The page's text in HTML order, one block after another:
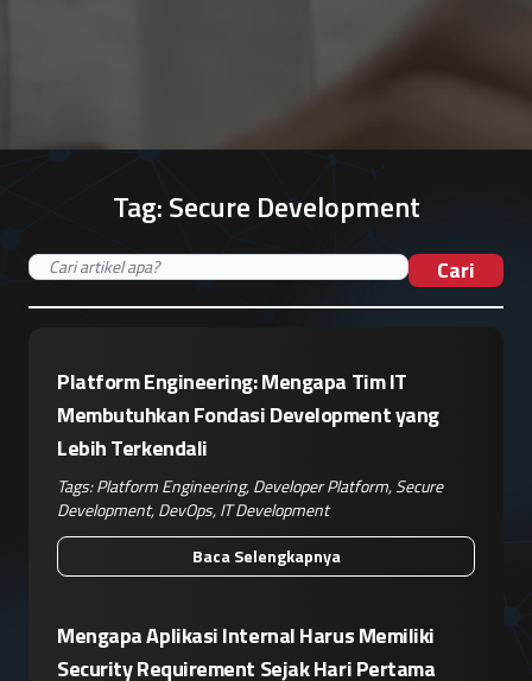
Tag:Secure Development
Cari
Platform Engineering: Mengapa Tim IT
Membutuhkan Fondasi Development yang
Lebih Terkendali
Tags:Platform Engineering,Developer Platform,Secure
Development,DevOps,IT Development
Baca Selengkapnya
Mengapa Aplikasi Internal Harus Memiliki
Security Requirement Sejak Hari Pertama